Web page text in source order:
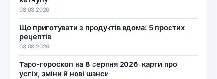
08.08.2026
Що приготувати з продуктів вдома: 5 простих
рецептів
08.08.2026
Таро-гороскоп на 8 серпня 2026: карти про
успіх, зміни й нові шанси